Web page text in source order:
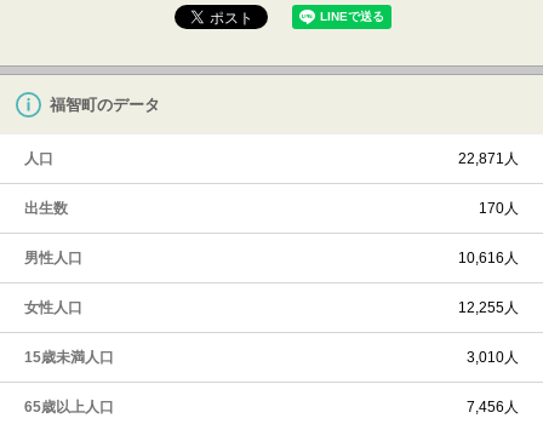
福智町のデータ
人口 22,871人
出生数 170人
男性人口 10,616人
女性人口 12,255人
15歳未満人口 3,010人
65歳以上人口 7,456人